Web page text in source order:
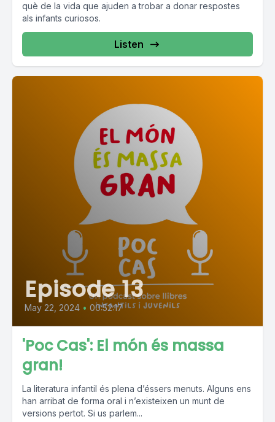
què de la vida que ajuden a trobar a donar respostes
als infants curiosos.
Listen
Episode 13
May 22, 2024 • 00:52:17
'Poc Cas': El món és massa
gran!
La literatura infantil és plena d’éssers menuts. Alguns ens
han arribat de forma oral i n’existeixen un munt de
versions pertot. Si us parlem...